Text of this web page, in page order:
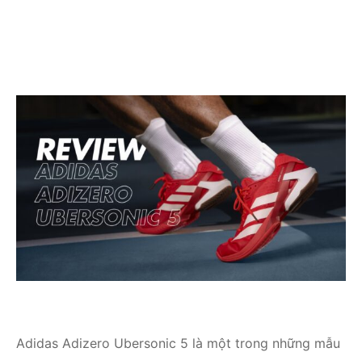
Adidas Adizero Ubersonic 5 là một trong những mẫu